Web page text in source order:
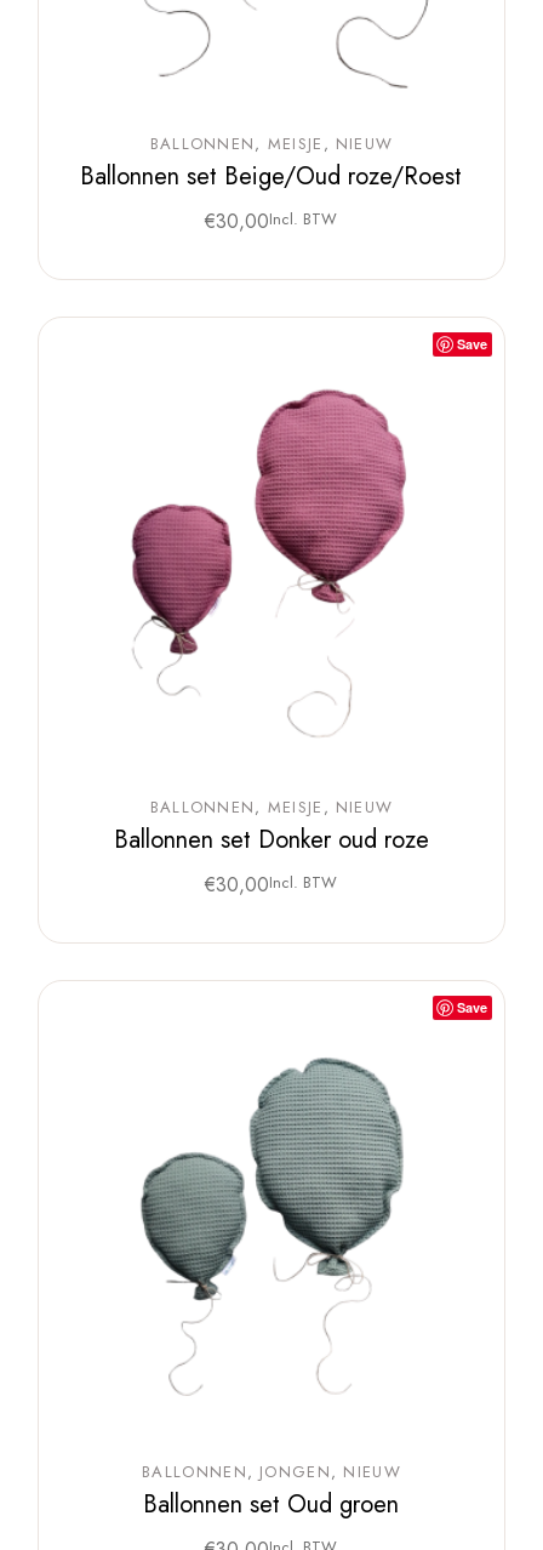
BALLONNEN MEISJE NIEUW
Ballonnen set Beige/Oud roze/Roest
€30,00Incl. BTW
Save
BALLONNEN MEISJE NIEUW
Ballonnen set Donker oud roze
€30,00Incl. BTW
Save
BALLONNEN JONGEN NIEUW
Ballonnen set Oud groen